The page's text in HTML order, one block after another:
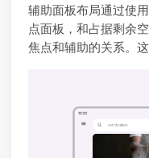
辅助面板布局通过使
点面板，和占据剩余
焦点和辅助的关系。